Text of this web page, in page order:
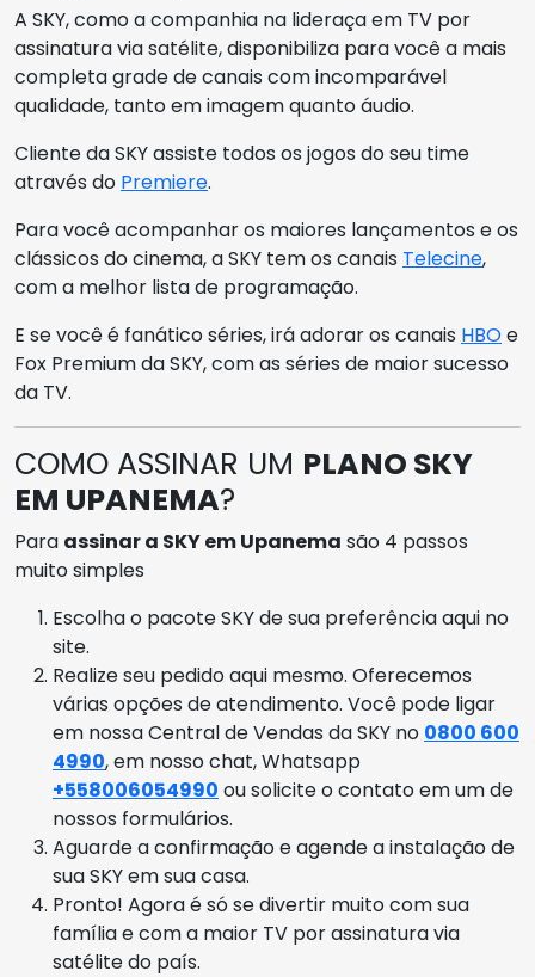
A SKY, como a companhia na lideraça em TV por
assinatura via satélite, disponibiliza para você a mais
completa grade de canais com incomparável
qualidade, tanto em imagem quanto áudio.
Cliente da SKY assiste todos os jogos do seu time
através do Premiere.
Para você acompanhar os maiores lançamentos e os
clássicos do cinema, a SKY tem os canais Telecine,
com a melhor lista de programação.
E se você é fanático séries, irá adorar os canais HBOe
Fox Premium da SKY, com as séries de maior sucesso
da TV.
COMO ASSINAR UM PLANO SKY
EM UPANEMA?
Para assinar a SKY em Upanema são 4 passos
muito simples
Escolha o pacote SKY de sua preferência aqui no
site.
Realize seu pedido aqui mesmo. Oferecemos
várias opções de atendimento. Você pode ligar
em nossa Central de Vendas da SKY no 0800 600
4990, em nosso chat, Whatsapp
+558006054990 ou solicite o contato em um de
nossos formulários.
Aguarde a confirmação e agende a instalação de
sua SKY em sua casa.
Pronto! Agora é só se divertir muito com sua
família e com a maior TV por assinatura via
satélite do país.